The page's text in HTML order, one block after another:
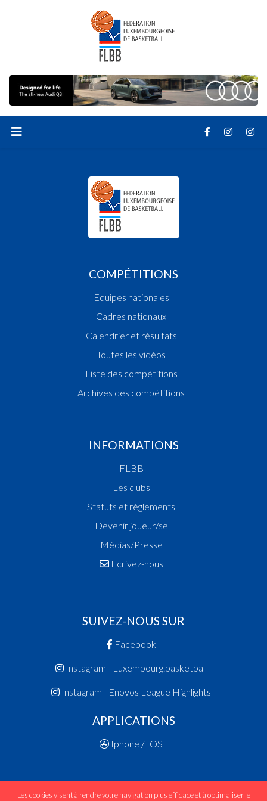
COMPÉTITIONS
Equipes nationales
Cadres nationaux
Calendrier et résultats
Toutes les vidéos
Liste des compétitions
Archives des compétitions
INFORMATIONS
FLBB
Les clubs
Statuts et réglements
Devenir joueur/se
Médias/Presse
Ecrivez-nous
SUIVEZ-NOUS SUR
Facebook
Instagram - Luxembourg.basketball
Instagram - Enovos League Highlights
APPLICATIONS
Iphone / IOS
Les cookies visent à rendre votre navigation plus efficace et à optimaliser le